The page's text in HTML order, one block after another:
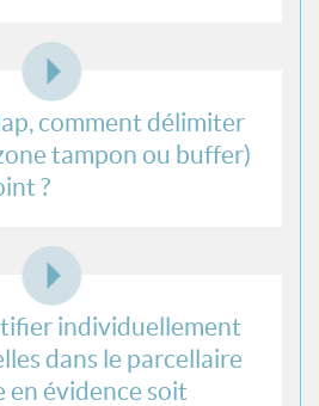
comment délimiter
tampon ou buffer)
?
individuellement
dans le parcellaire
en évidence soit